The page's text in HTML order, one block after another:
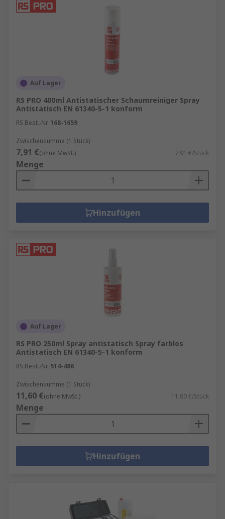
Auf Lager
RS PRO 400ml Antistatischer Schaumreiniger Spray
Antistatisch EN 61340-5-1 konform
RS Best.-Nr. 168-1659
Zwischensumme (1 Stück)
7,91 €(ohne MwSt.) 7,91 €/Stück
Menge
Hinzufügen
Auf Lager
RS PRO 250ml Spray antistatisch Spray farblos
Antistatisch EN 61340-5-1 konform
RS Best.-Nr. 514-486
Zwischensumme (1 Stück)
11,60 €(ohne MwSt.) 11,60 €/Stück
Menge
Hinzufügen